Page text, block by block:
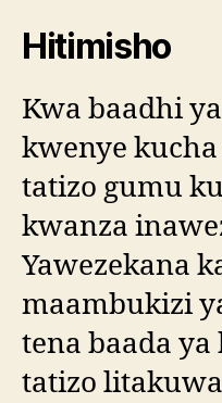
Hitimisho
Kwa baadhi
kwenye
tatizo gumu
kwanza
Yawezekana
maambukizi
tena baada ya
tatizo